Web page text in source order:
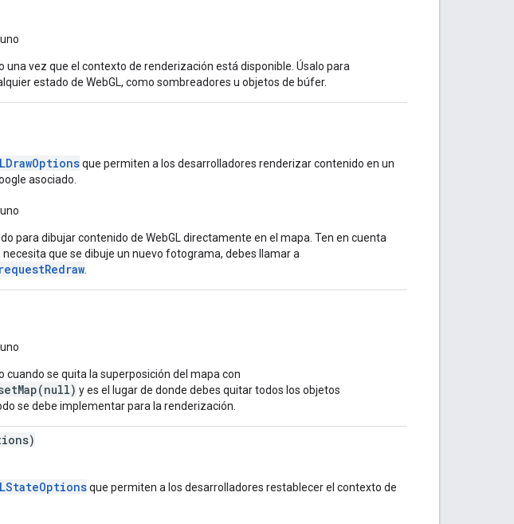
una vez que el contexto de renderización está disponible. Úsalo para
estado de WebGL, como sombreadores u objetos de búfer.
que permiten a los desarrolladores renderizar contenido en un
asociado.
para dibujar contenido de WebGL directamente en el mapa. Ten en cuenta
necesita que se dibuje un nuevo fotograma, debes llamar a
cuando se quita la superposición del mapa con
y es el lugar de donde debes quitar todos los objetos
se debe implementar para la renderización.
que permiten a los desarrolladores restablecer el contexto de